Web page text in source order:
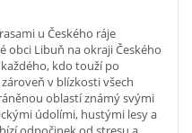
u Českého ráje
obci Libuň na okraji Českého
kdo touží po
v blízkosti všech
oblastí známý svými
údolími, hustými lesy a